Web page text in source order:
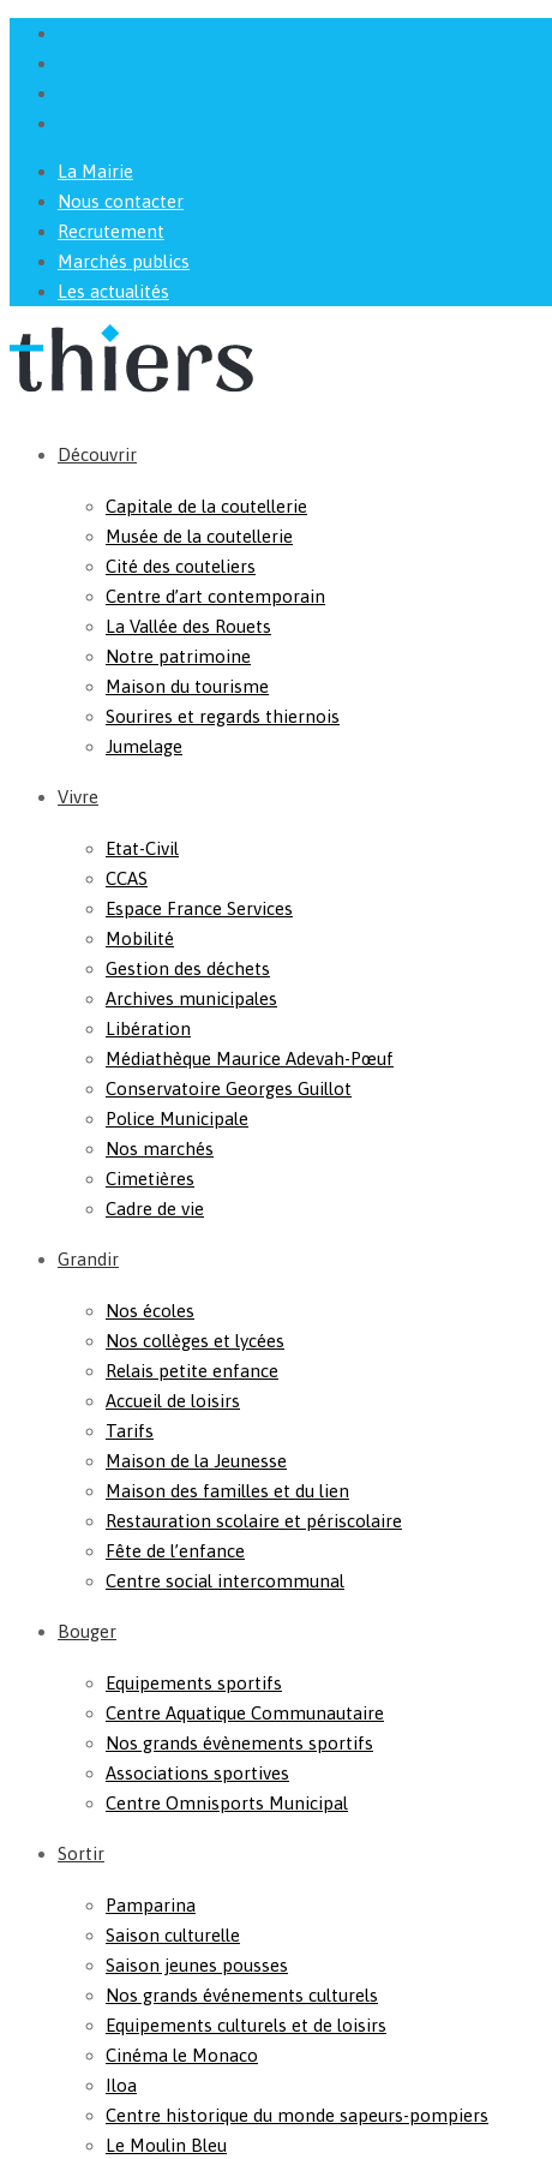
La Mairie
Nous contacter
Recrutement
Marchés publics
Les actualités
Découvrir
Capitale de la coutellerie
Musée de la coutellerie
Cité des couteliers
Centre d’art contemporain
La Vallée des Rouets
Notre patrimoine
Maison du tourisme
Sourires et regards thiernois
Jumelage
Vivre
Etat-Civil
CCAS
Espace France Services
Mobilité
Gestion des déchets
Archives municipales
Libération
Médiathèque Maurice Adevah-Pœuf
Conservatoire Georges Guillot
Police Municipale
Nos marchés
Cimetières
Cadre de vie
Grandir
Nos écoles
Nos collèges et lycées
Relais petite enfance
Accueil de loisirs
Tarifs
Maison de la Jeunesse
Maison des familles et du lien
Restauration scolaire et périscolaire
Fête de l’enfance
Centre social intercommunal
Bouger
Equipements sportifs
Centre Aquatique Communautaire
Nos grands évènements sportifs
Associations sportives
Centre Omnisports Municipal
Sortir
Pamparina
Saison culturelle
Saison jeunes pousses
Nos grands événements culturels
Equipements culturels et de loisirs
Cinéma le Monaco
Iloa
Centre historique du monde sapeurs-pompiers
Le Moulin Bleu